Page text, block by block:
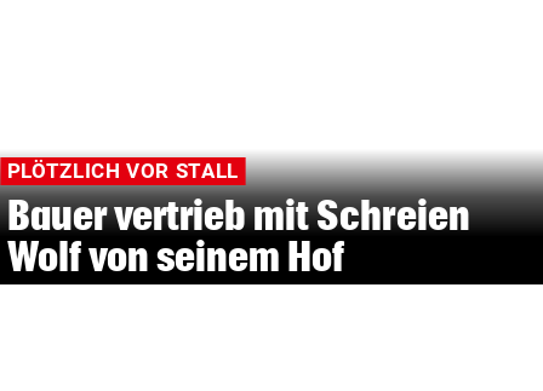
PLÖTZLICH VOR STALL
Bauer vertrieb mit Schreien
Wolf von seinem Hof